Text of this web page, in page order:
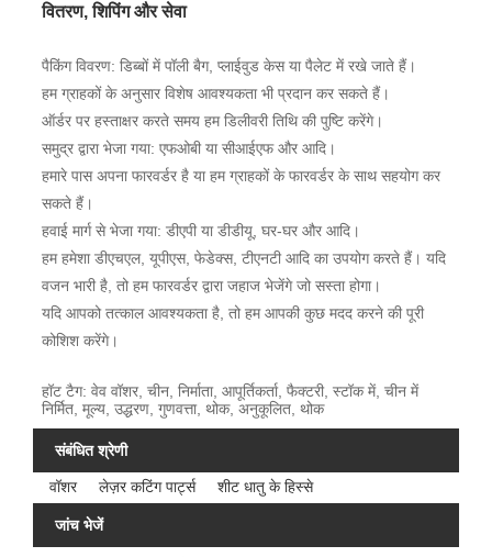
वितरण, शिपिंग और सेवा
पैकिंग विवरण: डिब्बों में पॉली बैग, प्लाईवुड केस या पैलेट में रखे जाते हैं।
हम ग्राहकों के अनुसार विशेष आवश्यकता भी प्रदान कर सकते हैं।
ऑर्डर पर हस्ताक्षर करते समय हम डिलीवरी तिथि की पुष्टि करेंगे।
समुद्र द्वारा भेजा गया: एफओबी या सीआईएफ और आदि।
हमारे पास अपना फारवर्डर है या हम ग्राहकों के फारवर्डर के साथ सहयोग कर
सकते हैं।
हवाई मार्ग से भेजा गया: डीएपी या डीडीयू, घर-घर और आदि।
हम हमेशा डीएचएल, यूपीएस, फेडेक्स, टीएनटी आदि का उपयोग करते हैं। यदि
वजन भारी है, तो हम फारवर्डर द्वारा जहाज भेजेंगे जो सस्ता होगा।
यदि आपको तत्काल आवश्यकता है, तो हम आपकी कुछ मदद करने की पूरी
कोशिश करेंगे।
हॉट टैग: वेव वॉशर, चीन, निर्माता, आपूर्तिकर्ता, फैक्टरी, स्टॉक में, चीन में
निर्मित, मूल्य, उद्धरण, गुणवत्ता, थोक, अनुकूलित, थोक
संबंधित श्रेणी
वॉशर लेज़र कटिंग पार्ट्स शीट धातु के हिस्से
जांच भेजें